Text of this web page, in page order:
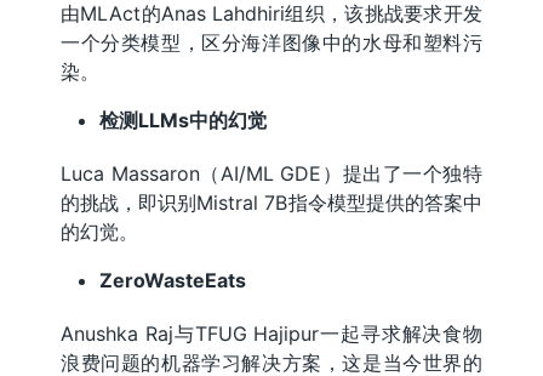
由MLAct的Anas Lahdhiri组织，该挑战要求开发
一个分类模型，区分海洋图像中的水母和塑料污
染。
检测LLMs中的幻觉
Luca Massaron（AI/ML GDE）提出了一个独特
的挑战，即识别Mistral 7B指令模型提供的答案中
的幻觉。
ZeroWasteEats
Anushka Raj与TFUG Hajipur一起寻求解决食物
浪费问题的机器学习解决方案，这是当今世界的